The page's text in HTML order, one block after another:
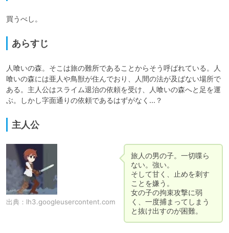
買うべし。
あらすじ
人喰いの森。そこは旅の難所であることからそう呼ばれている。人
喰いの森には亜人や鳥獣が住んでおり、人間の法が及ばない場所で
ある。主人公はスライム退治の依頼を受け、人喰いの森へと足を運
ぶ。しかし字面通りの依頼であるはずがなく...？
主人公
出典： lh3.googleusercontent.com
旅人の男の子。一切喋ら
ない。強い。
そして甘く、止めを刺す
ことを嫌う。
女の子の拘束攻撃に弱
く、一度捕まってしまう
と抜け出すのが困難。